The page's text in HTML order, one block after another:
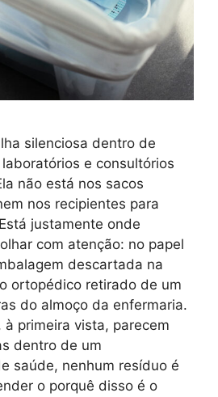
silenciosa dentro de
e consultórios
não está nos sacos
nos recipientes para
justamente onde
com atenção: no papel
descartada na
ortopédico retirado de um
do almoço da enfermaria.
à primeira vista, parecem
dentro de um
saúde, nenhum resíduo é
o porquê disso é o